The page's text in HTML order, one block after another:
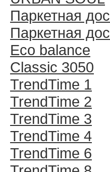
Паркетная
Паркетная
Eco balance
Classic 3050
TrendTime 1
TrendTime 2
TrendTime 3
TrendTime 4
TrendTime 6